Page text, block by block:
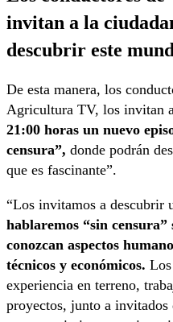
invitan a la
descubrir este
De esta manera, los
Agricultura TV, los invitan
21:00 horas un nuevo
censura”, donde podrán
que es fascinante”.
“Los invitamos a descubrir
hablaremos “sin
conozcan aspectos
técnicos y económicos.
experiencia en terreno,
proyectos, junto a invitados